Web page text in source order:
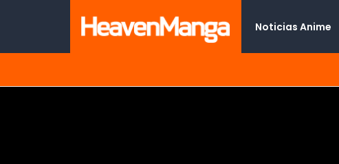
Noticias Anime